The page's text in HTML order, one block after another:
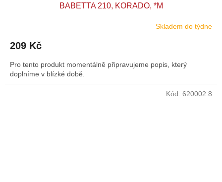
BABETTA 210, KORADO, *M
Skladem do týdne
209 Kč
Pro tento produkt momentálně připravujeme popis, který
doplníme v blízké době.
Kód: 620002.8